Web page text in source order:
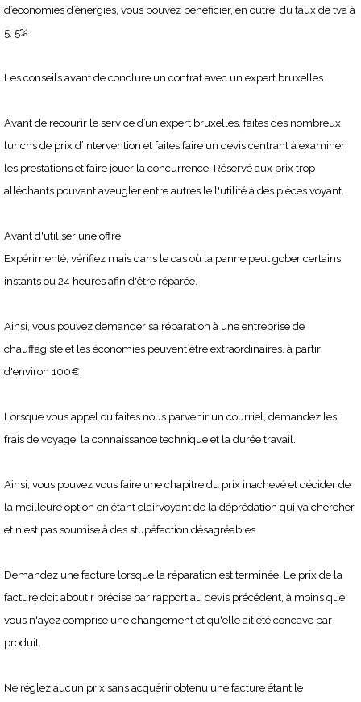
d’économies d’énergies, vous pouvez bénéficier, en outre, du taux de tva à
5, 5%.
Les conseils avant de conclure un contrat avec un expert bruxelles
Avant de recourir le service d’un expert bruxelles, faites des nombreux
lunchs de prix d’intervention et faites faire un devis centrant à examiner
les prestations et faire jouer la concurrence. Réservé aux prix trop
alléchants pouvant aveugler entre autres le l'utilité à des pièces voyant.
Avant d'utiliser une offre
Expérimenté, vérifiez mais dans le cas où la panne peut gober certains
instants ou 24 heures afin d'être réparée.
Ainsi, vous pouvez demander sa réparation à une entreprise de
chauffagiste et les économies peuvent être extraordinaires, à partir
d'environ 100€.
Lorsque vous appel ou faites nous parvenir un courriel, demandez les
frais de voyage, la connaissance technique et la durée travail.
Ainsi, vous pouvez vous faire une chapitre du prix inachevé et décider de
la meilleure option en étant clairvoyant de la déprédation qui va chercher
et n'est pas soumise à des stupéfaction désagréables.
Demandez une facture lorsque la réparation est terminée. Le prix de la
facture doit aboutir précise par rapport au devis précédent, à moins que
vous n'ayez comprise une changement et qu'elle ait été concave par
produit.
Ne réglez aucun prix sans acquérir obtenu une facture étant le